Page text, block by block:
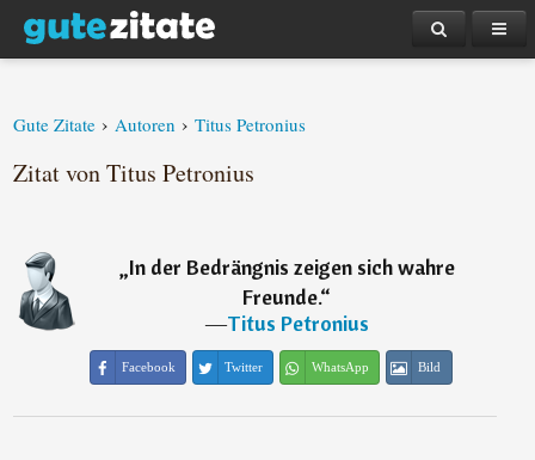
Gute Zitate › Autoren › Titus Petronius
Zitat von Titus Petronius
„In der Bedrängnis zeigen sich wahre
Freunde.“
―Titus Petronius
Facebook Twitter WhatsApp Bild